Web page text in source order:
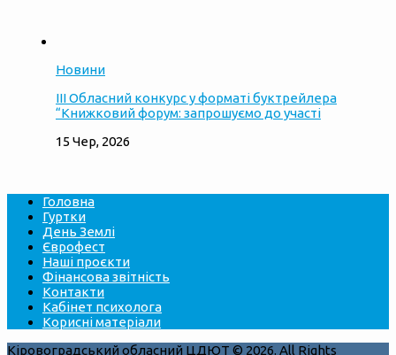
Новини
ІІІ Обласний конкурс у форматі буктрейлера
“Книжковий форум: запрошуємо до участі
15 Чер, 2026
Головна
Гуртки
День Землі
Єврофест
Наші проєкти
Фінансова звітність
Контакти
Кабінет психолога
Корисні матеріали
Кіровоградський обласний ЦДЮТ © 2026. All Rights